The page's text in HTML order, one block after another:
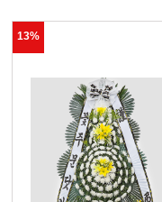
13%